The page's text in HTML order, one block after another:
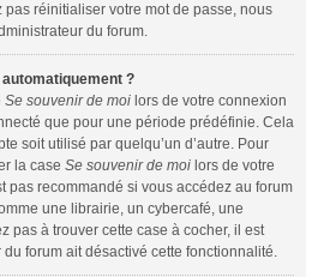
réinitialiser votre mot de passe, nous
du forum.
?
Se souvenir de moi lors de votre connexion
que pour une période prédéfinie. Cela
soit utilisé par quelqu’un d’autre. Pour
la case Se souvenir de moi lors de votre
pas recommandé si vous accédez au forum
une librairie, un cybercafé, une
pas à trouver cette case à cocher, il est
forum ait désactivé cette fonctionnalité.